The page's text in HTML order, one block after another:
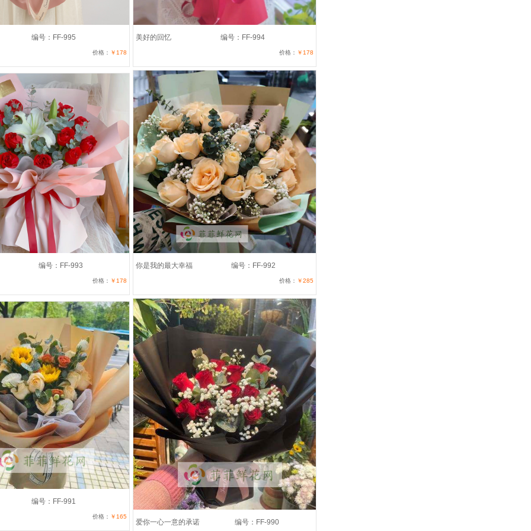
编号：FF-995
价格： ￥178
美好的回忆 编号：FF-994
价格： ￥178
编号：FF-993
价格： ￥178
你是我的最大幸福 编号：FF-992
价格： ￥285
编号：FF-991
价格： ￥165
爱你一心一意的承诺 编号：FF-990